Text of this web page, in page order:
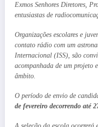
Exmos Senhores Diretores,
entusiastas de
Organizações escolares e
contato rádio com um
Internacional (ISS), são
acompanhada de um projeto
âmbito.
O período de envio de
de fevereiro decorrendo até